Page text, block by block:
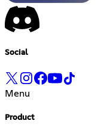
Social
Menu
Product